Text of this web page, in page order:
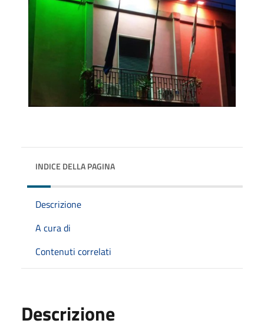
INDICE DELLA PAGINA
Descrizione
A cura di
Contenuti correlati
Descrizione